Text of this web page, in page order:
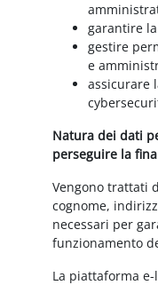
garantire
gestire
e
assicurare
Natura dei dati
perseguire la
Vengono trattati
cognome,
necessari per
funzionamento
La piattaforma